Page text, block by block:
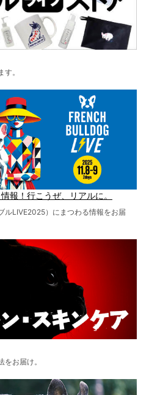
。
報！行こうぜ、リアルに。
LIVE2025）にまつわる情報をお届
をお届け。